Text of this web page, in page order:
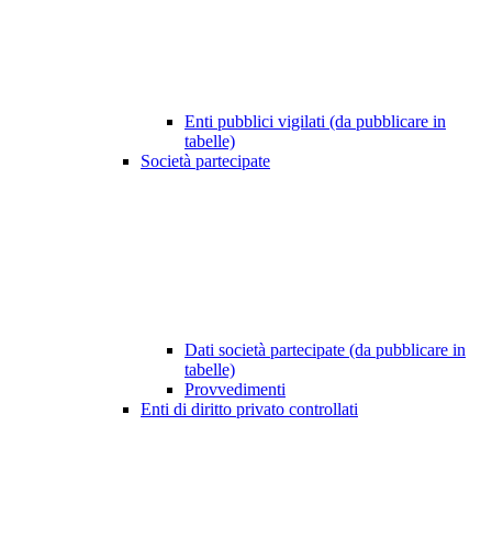
Enti pubblici vigilati (da pubblicare in
tabelle)
Società partecipate
Dati società partecipate (da pubblicare in
tabelle)
Provvedimenti
Enti di diritto privato controllati